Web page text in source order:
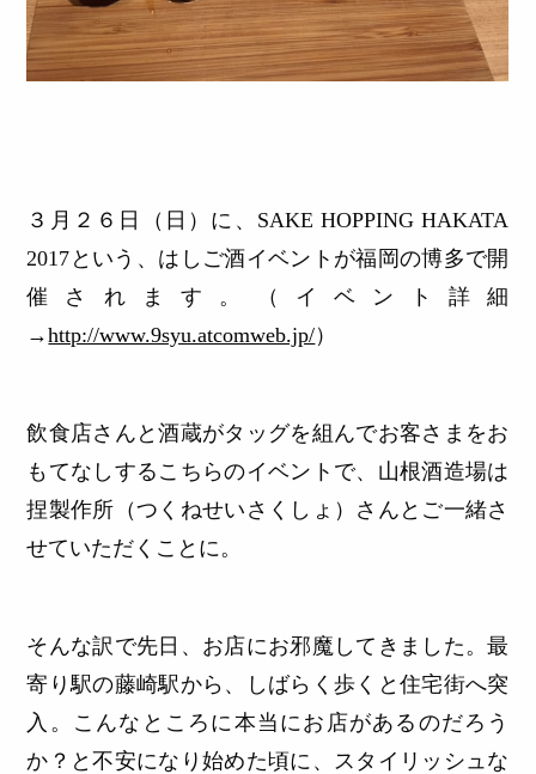
３月２６日（日）に、SAKE HOPPING HAKATA
2017という、はしご酒イベントが福岡の博多で開
催されます。（イベント詳細
→http://www.9syu.atcomweb.jp/）
飲食店さんと酒蔵がタッグを組んでお客さまをお
もてなしするこちらのイベントで、山根酒造場は
捏製作所（つくねせいさくしょ）さんとご一緒さ
せていただくことに。
そんな訳で先日、お店にお邪魔してきました。最
寄り駅の藤崎駅から、しばらく歩くと住宅街へ突
入。こんなところに本当にお店があるのだろう
か？と不安になり始めた頃に、スタイリッシュな